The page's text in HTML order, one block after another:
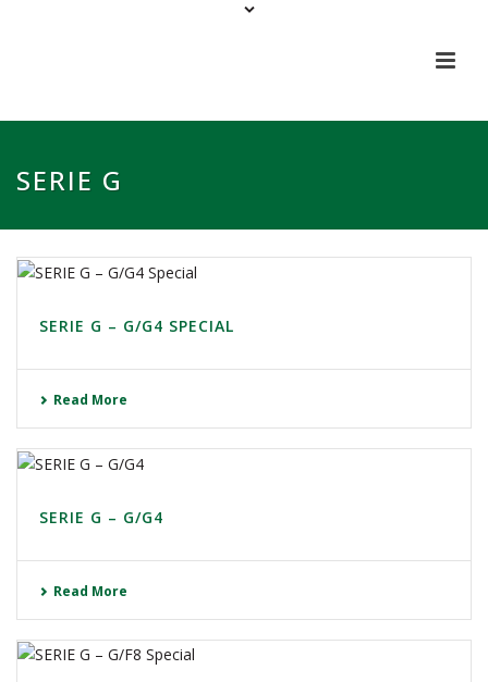
SERIE G
SERIE G – G/G4 SPECIAL
Read More
SERIE G – G/G4
Read More